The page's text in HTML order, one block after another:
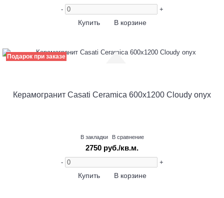
- +
Купить В корзине
Подарок при заказе
Керамогранит Casati Ceramica 600х1200 Cloudy onyx
В закладки В сравнение
2750 руб./кв.м.
- +
Купить В корзине